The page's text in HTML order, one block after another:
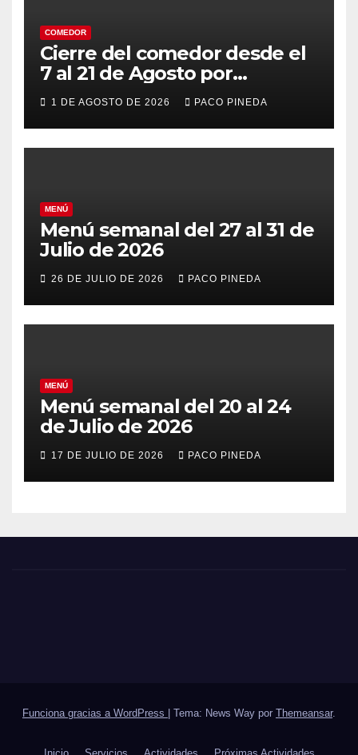
COMEDOR
Cierre del comedor desde el
7 al 21 de Agosto por
vacaciones
1 DE AGOSTO DE 2026 PACO PINEDA
MENÚ
Menú semanal del 27 al 31 de
Julio de 2026
26 DE JULIO DE 2026 PACO PINEDA
MENÚ
Menú semanal del 20 al 24
de Julio de 2026
17 DE JULIO DE 2026 PACO PINEDA
Funciona gracias a WordPress | Tema: News Way por Themeansar.